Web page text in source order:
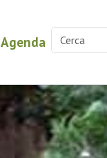
Agenda